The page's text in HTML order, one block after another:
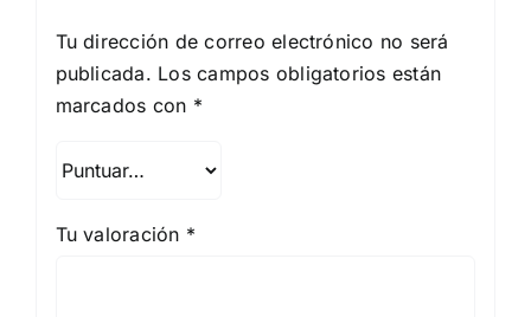
Tu dirección de correo electrónico no será
publicada. Los campos obligatorios están
marcados con *
Tu valoración *